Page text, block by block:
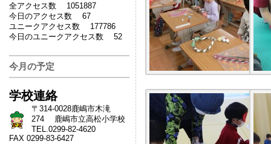
全アクセス数 1051887
今日のアクセス数 67
ユニークアクセス数 177786
今日のユニークアクセス数 52
今月の予定
学校連絡
〒314-0028鹿嶋市木滝
274 鹿嶋市立高松小学校
TEL.0299-82-4620
FAX 0299-83-6427